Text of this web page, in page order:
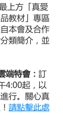
上方「真愛
教材」專區
本會及合作
類簡介，並
端特會： 訂
4:00起，以
行。關心真
請點擊此處